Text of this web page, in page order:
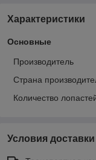
Характеристики
Основные
Производитель
Страна
Количество
Условия доставки